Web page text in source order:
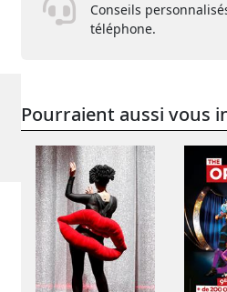
Conseils
téléphone.
Pourraient aussi vous